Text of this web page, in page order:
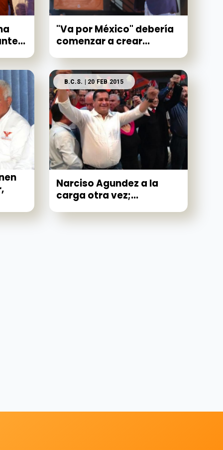
"Va por México" debería
comenzar a crear...
B.C.S. | 20 FEB 2015
Narciso Agundez a la
carga otra vez;...